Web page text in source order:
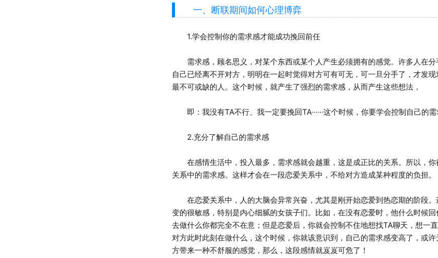
一、断联期间如何心理博弈
1.学会控制你的需求感才能成功挽回前任
需求感，顾名思义，对某个东西或某个人产生必须拥有的感觉。许多人在分
自己已经离不开对方，明明在一起时觉得对方可有可无，可一旦分手了，才发
最不可或缺的人。这个时候，就产生了强烈的需求感，从而产生这些想法，
即：我没有TA不行、我一定要挽回TA······这个时候，你要学会控制自己的需
2.充分了解自己的需求感
在感情生活中，投入最多，需求感就会越重，这是成正比的关系。所以，你
关系中的需求感。这样才会在一段恋爱关系中，不给对方造成某种程度的负担。
在恋爱关系中，人的大脑会异常兴奋，尤其是刚开始恋爱到热恋期的阶段。
变的很敏感，特别是内心细腻的女孩子们。比如，在没有恋爱时，他什么时候
去做什么你都完全不在意；但是恋爱后，你就会控制不住地想找TA聊天，想一
对方此时此刻在做什么，这个时候，你就该意识到，自己的需求感变高了，或
方带来一种不舒服的感觉，那么，这段感情就岌岌可危了！